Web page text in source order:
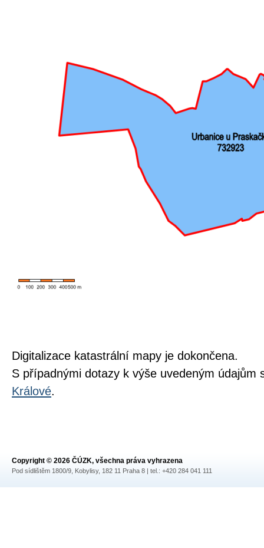
Digitalizace katastrální mapy je dokončena.
S případnými dotazy k výše uvedeným údajům
Králové.
Copyright © 2026 ČÚZK, všechna práva vyhrazena
Pod sídlištěm 1800/9, Kobylisy, 182 11 Praha 8 | tel.: +420 284 041 111